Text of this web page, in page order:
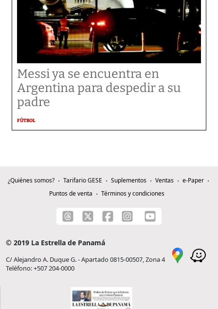
Messi ya se encuentra en
Argentina para despedir a su
padre
FÚTBOL
¿Quiénes somos? Tarifario GESE Suplementos Ventas
e-Paper
Puntos de venta
Términos y condiciones
© 2019 La Estrella de Panamá
C/ Alejandro A. Duque G. - Apartado 0815-00507, Zona 4
Teléfono: +507 204-0000